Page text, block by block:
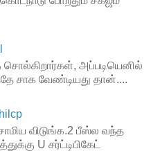
சொல்கிறார்கள், அப்படியெனில்
சாக வேண்டியது தான்....
விடுங்க.2 பீஸ்ல வந்த
U சர்ட்டிபிகேட்